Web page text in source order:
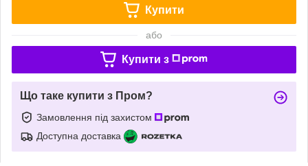
Купити
або
Купити з
Що таке купити з Пром?
Замовлення під захистом
Доступна доставка